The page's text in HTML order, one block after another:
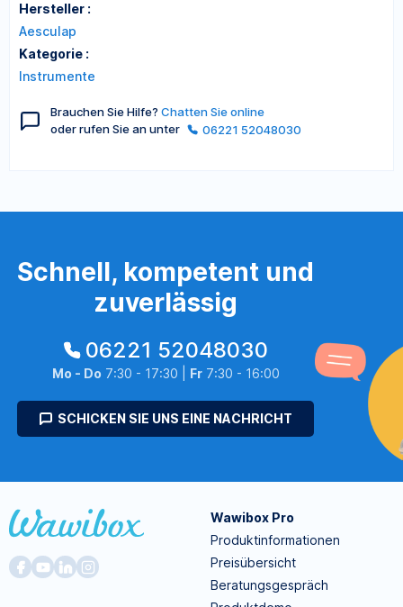
Hersteller :
Aesculap
Kategorie :
Instrumente
Brauchen Sie Hilfe? Chatten Sie online
oder rufen Sie an unter
06221 52048030
Schnell, kompetent und
zuverlässig
06221 52048030
Mo - Do 7:30 - 17:30 | Fr7:30 - 16:00
SCHICKEN SIE UNS EINE NACHRICHT
Wawibox Pro
Produktinformationen
Preisübersicht
Beratungsgespräch